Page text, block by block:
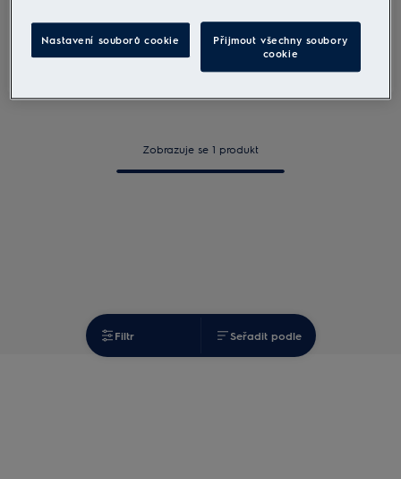
Skladem
Zobrazuje se 1 produkt
Filtr Seřadit podle
Nastavení souborů cookie
Přijmout všechny soubory
cookie